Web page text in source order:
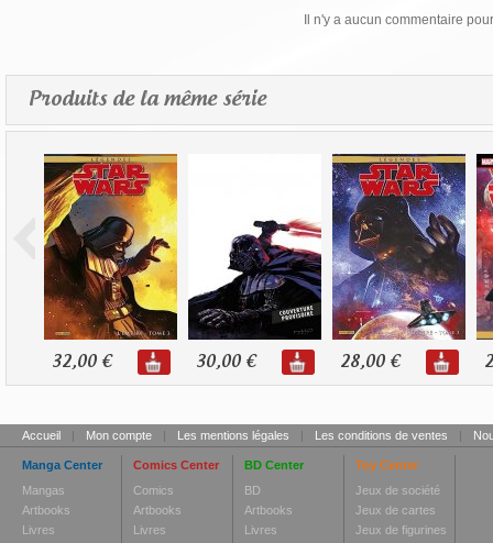
Il n'y a aucun commentaire
Produits de la même série
32,00 € 30,00 € 28,00 €
Accueil | Mon compte | Les mentions légales | Les conditions de ventes |
Manga Center
Mangas
Artbooks
Livres
Comics Center
Comics
Artbooks
Livres
BD Center
BD
Artbooks
Livres
Toy Center
Jeux de société
Jeux de cartes
Jeux de figurines